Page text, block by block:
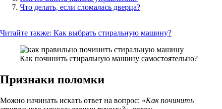
Что делать, если сломалась дверца?
Читайте также: Как выбрать стиральную машину?
Как починить стиральную машину самостоятельно?
Признаки поломки
Можно начинать искать ответ на вопрос: «Как починить